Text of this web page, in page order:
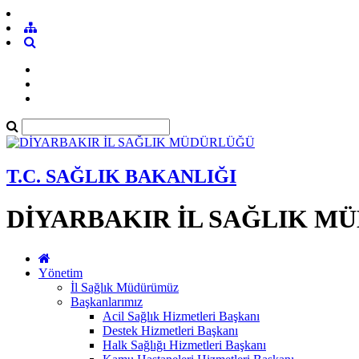
T.C. SAĞLIK BAKANLIĞI
DİYARBAKIR İL SAĞLIK
Yönetim
İl Sağlık Müdürümüz
Başkanlarımız
Acil Sağlık Hizmetleri Başkanı
Destek Hizmetleri Başkanı
Halk Sağlığı Hizmetleri Başkanı